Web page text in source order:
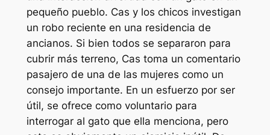
pequeño pueblo. Cas y los chicos investigan
un robo reciente en una residencia de
ancianos. Si bien todos se separaron para
cubrir más terreno, Cas toma un comentario
pasajero de una de las mujeres como un
consejo importante. En un esfuerzo por ser
útil, se ofrece como voluntario para
interrogar al gato que ella menciona, pero